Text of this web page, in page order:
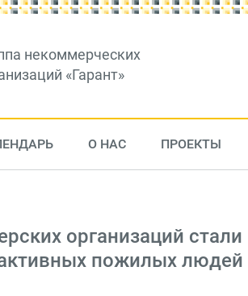
некоммерческих
«Гарант»
О НАС ПРОЕКТЫ
организаций
пожилых людей